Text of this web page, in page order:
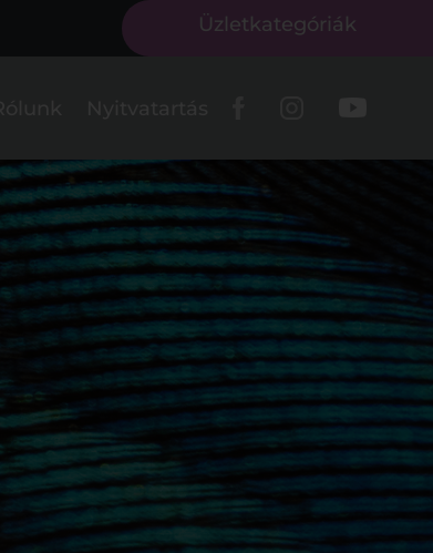
Üzletkategóriák